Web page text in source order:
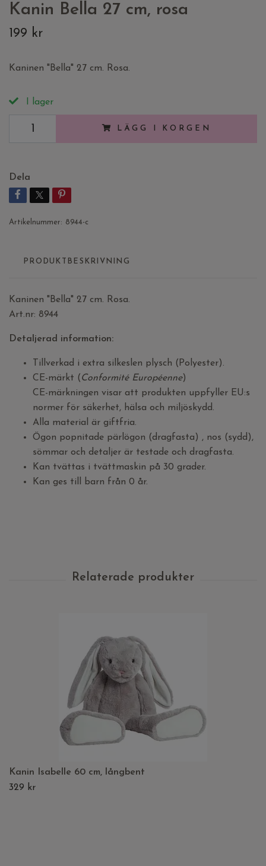
Kanin Bella 27 cm, rosa
199 kr
Kaninen "Bella" 27 cm. Rosa.
I lager
LÄGG I KORGEN
Dela
Artikelnummer: 8944-c
PRODUKTBESKRIVNING
Kaninen "Bella" 27 cm. Rosa.
Art.nr: 8944
Detaljerad information:
Tillverkad i extra silkeslen plysch (Polyester).
CE-märkt ( Conformité Européenne)
CE-märkningen visar att produkten uppfyller EU:s
normer för säkerhet, hälsa och miljöskydd.
Alla material är giftfria.
Ögon popnitade pärlögon (dragfasta) , nos (sydd),
sömmar och detaljer är testade och dragfasta.
Kan tvättas i tvättmaskin på 30 grader.
Kan ges till barn från 0 år.
Kanin Isabelle 60 cm, långbent
329 kr